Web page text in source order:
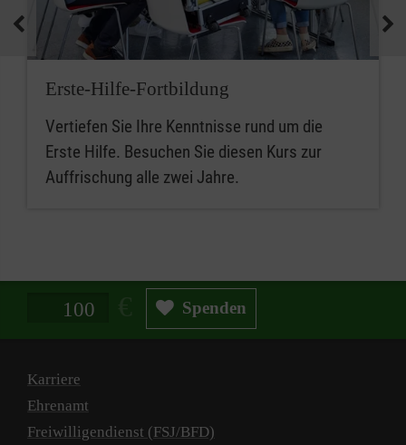
Erste-Hilfe-Fortbildung
Vertiefen Sie Ihre Kenntnisse rund um die
Erste Hilfe. Besuchen Sie diesen Kurs zur
Auffrischung alle zwei Jahre.
Spendenbetrag in Euro Spenden
Karriere
Ehrenamt
Freiwilligendienst (FSJ/BFD)